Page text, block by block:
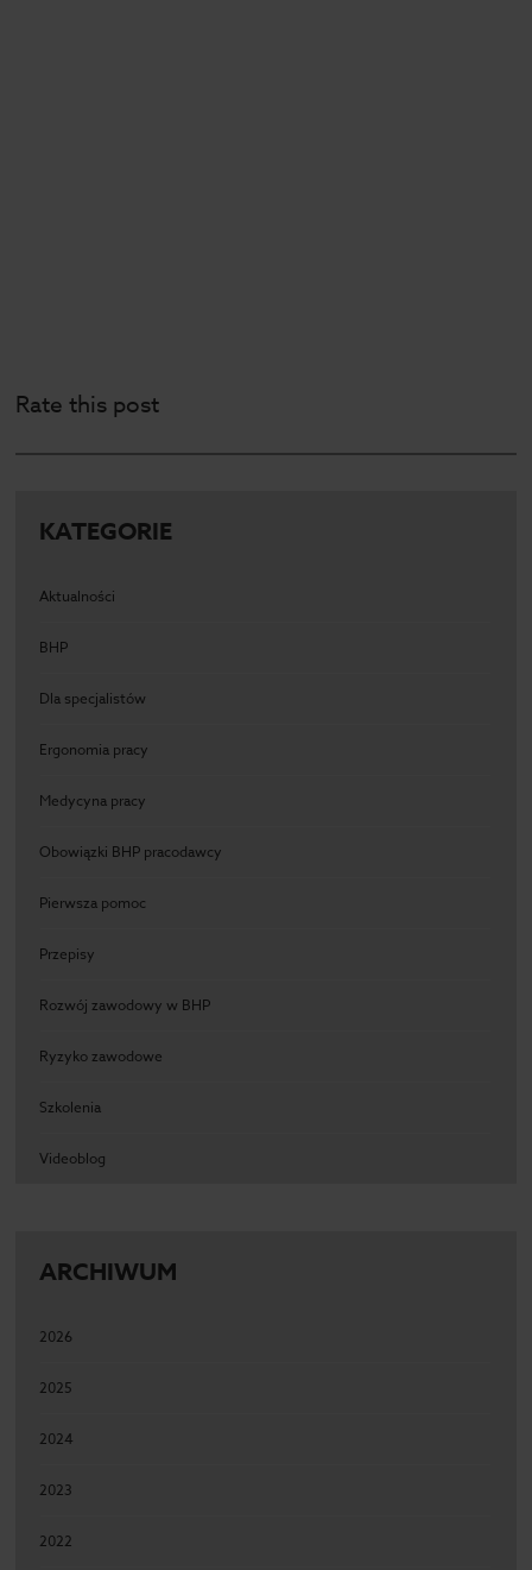
Rate this post
KATEGORIE
Aktualności
BHP
Dla specjalistów
Ergonomia pracy
Medycyna pracy
Obowiązki BHP pracodawcy
Pierwsza pomoc
Przepisy
Rozwój zawodowy w BHP
Ryzyko zawodowe
Szkolenia
Videoblog
ARCHIWUM
2026
2025
2024
2023
2022